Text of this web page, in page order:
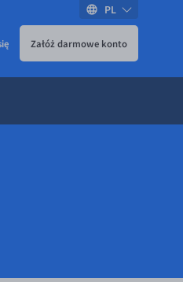
Załóż darmowe konto
PL